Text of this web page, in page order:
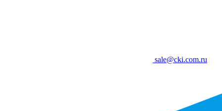
sale@cki.com.ru